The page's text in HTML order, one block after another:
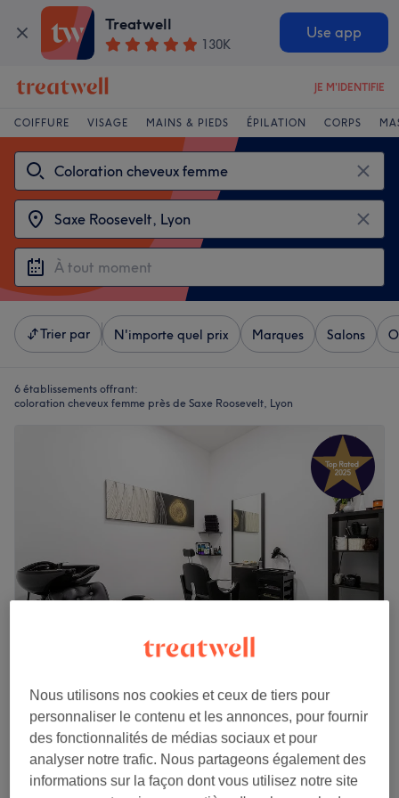
Treatwell
130K
Use app
JE M'IDENTIFIE
COIFFURE VISAGE MAINS & PIEDS ÉPILATION CORPS
Trier par N'importe quel prix Marques Salons
6 établissements offrant:
coloration cheveux femme près de Saxe Roosevelt, Lyon
4,9
525 avis
Brotteaux, Lyon
Montrer sur la carte
Femme - Gloss couleur ou gloss soin .
40 min
50 €
Nous utilisons nos cookies et ceux de tiers pour
personnaliser le contenu et les annonces, pour fournir
des fonctionnalités de médias sociaux et pour
analyser notre trafic. Nous partageons également des
informations sur la façon dont vous utilisez notre site